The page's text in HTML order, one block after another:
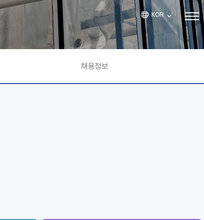
KOR
채용정보